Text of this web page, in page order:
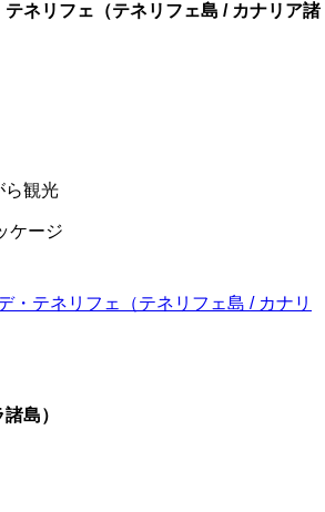
ネリフェ（テネリフェ島 / カナリア諸
ら観光
ケージ
・テネリフェ（テネリフェ島 / カナリ
島）